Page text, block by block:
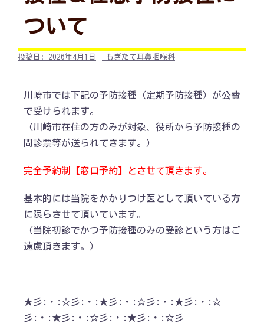
ついて
投稿日: 2026年4月1日 もぎたて耳鼻咽喉科
川崎市では下記の予防接種（定期予防接種）が公費
で受けられます。
（川崎市在住の方のみが対象、役所から予防接種の
問診票等が送られてきます。）
完全予約制【窓口予約】とさせて頂きます。
基本的には当院をかかりつけ医として頂いている方
に限らさせて頂いています。
（当院初診でかつ予防接種のみの受診という方はご
遠慮頂きます。）
★彡:・:☆彡:・:★彡:・:☆彡:・:★彡:・:☆
彡:・:★彡:・:☆彡:・:★彡:・:☆彡